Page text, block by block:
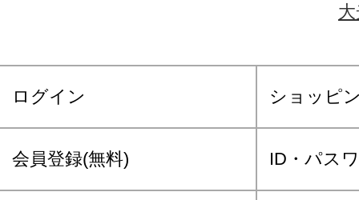
ログイン ショッピ
会員登録(無料) ID・パス